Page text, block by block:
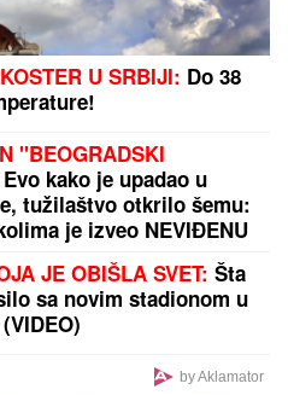
Marina zbog kuće na
"Dala sam sve